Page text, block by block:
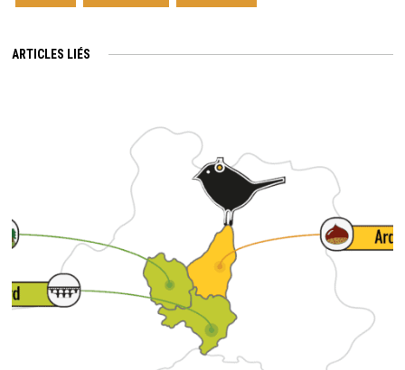
ARTICLES LIÉS